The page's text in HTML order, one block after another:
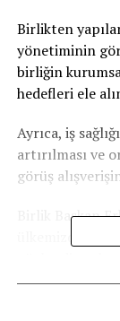
Birlikten
yönetiminin
birliğin
hedefleri ele
Ayrıca, iş
artırılması ve
görüş
Birlik Başkan
ülkemizde iş
destekleyecek